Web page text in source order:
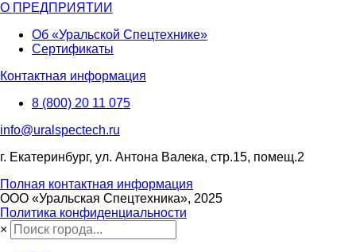
О ПРЕДПРИЯТИИ
Об «Уральской Спецтехнике»
Сертификаты
Контактная информация
8 (800) 20 11 075
info@uralspectech.ru
г. Екатеринбург, ул. Антона Валека, стр.15, помещ.2
Полная контактная информация
ООО «Уральская Спецтехника», 2025
Политика конфиденциальности
×